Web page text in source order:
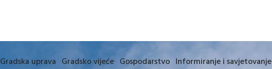
Gradska uprava Gradsko vijeće Gospodarstvo Informiranje i savjetovanje